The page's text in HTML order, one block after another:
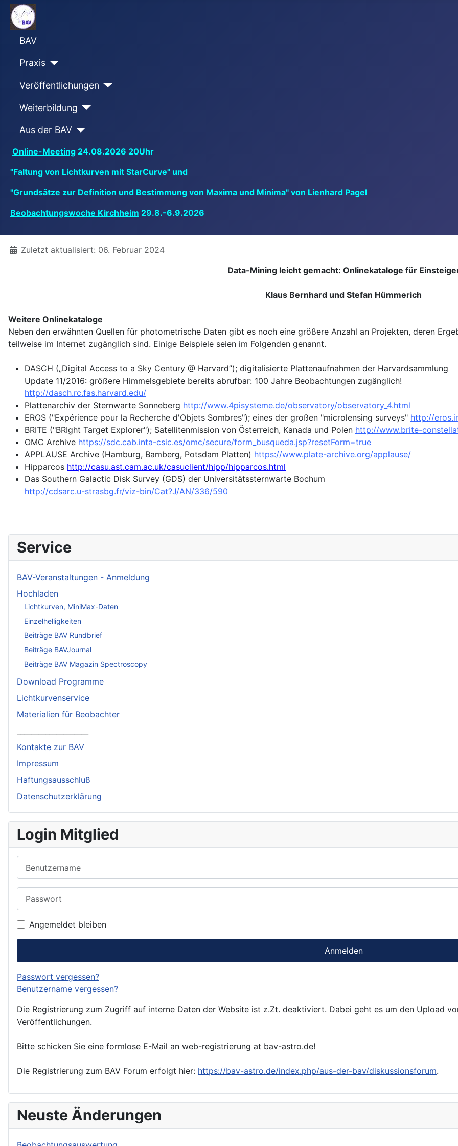
BAV
Praxis
Veröffentlichungen
Weiterbildung
Aus der BAV
Online-Meeting 24.08.2026 20Uhr
"Faltung von Lichtkurven mit StarCurve" und
"Grundsätze zur Definition und Bestimmung von Maxima und Minima" von Lienhard Pagel
Beobachtungswoche Kirchheim 29.8.-6.9.2026
DetailsZuletzt aktualisiert: 06. Februar 2024
Data-Mining leicht gemacht: Onlinekataloge für
Klaus Bernhard und Stefan Hümmerich
Weitere Onlinekataloge
Neben den erwähnten Quellen für photometrische Daten gibt es noch eine größere Anzahl an Projekten, deren
teilweise im Internet zugänglich sind. Einige Beispiele seien im Folgenden genannt.
DASCH („Digital Access to a Sky Century @ Harvard”); digitalisierte Plattenaufnahmen der Harvardsammlung
Update 11/2016: größere Himmelsgebiete bereits abrufbar: 100 Jahre Beobachtungen zugänglich!
http://dasch.rc.fas.harvard.edu/
Plattenarchiv der Sternwarte Sonneberg http://www.4pisysteme.de/observatory/observatory_4.html
EROS ("Expérience pour la Recherche d'Objets Sombres"); eines der großen "microlensing surveys" http://
BRITE ("BRIght Target Explorer"); Satellitenmission von Österreich, Kanada und Polen http://www.brite-
OMC Archive https://sdc.cab.inta-csic.es/omc/secure/form_busqueda.jsp?resetForm=true
APPLAUSE Archive (Hamburg, Bamberg, Potsdam Platten) https://www.plate-archive.org/applause/
Hipparcos http://casu.ast.cam.ac.uk/casuclient/hipp/hipparcos.html
Das Southern Galactic Disk Survey (GDS) der Universitätssternwarte Bochum
http://cdsarc.u-strasbg.fr/viz-bin/Cat?J/AN/336/590
Service
BAV-Veranstaltungen - Anmeldung
Hochladen
Lichtkurven, MiniMax-Daten
Einzelhelligkeiten
Beiträge BAV Rundbrief
Beiträge BAVJournal
Beiträge BAV Magazin Spectroscopy
Download Programme
Lichtkurvenservice
Materialien für Beobachter
Kontakte zur BAV
Impressum
Haftungsausschluß
Datenschutzerklärung
Login Mitglied
Angemeldet bleiben
Anmelden
Passwort vergessen?
Benutzername vergessen?
Die Registrierung zum Zugriff auf interne Daten der Website ist z.Zt. deaktiviert. Dabei geht es um den Upload
Veröffentlichungen.
Bitte schicken Sie eine formlose E-Mail an web-registrierung at bav-astro.de!
Die Registrierung zum BAV Forum erfolgt hier: https://bav-astro.de/index.php/aus-der-bav/diskussionsforum.
Neuste Änderungen